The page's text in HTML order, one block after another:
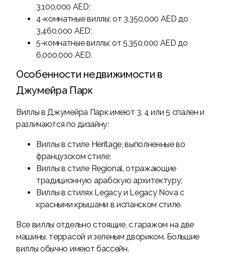
3,100,000 AED;
4-комнатные виллы: от 3,350,000 AED до
3,460,000 AED;
5-комнатные виллы: от 5,350,000 AED до
6,000,000 AED.
Особенности недвижимости в
Джумейра Парк
Виллы в Джумейра Парк имеют 3, 4 или 5 спален и
различаются по дизайну:
Виллы в стиле Heritage, выполненные во
французском стиле;
Виллы в стиле Regional, отражающие
традиционную арабскую архитектуру;
Виллы в стилях Legacy и Legacy Nova с
красными крышами в испанском стиле.
Все виллы отдельно стоящие, с гаражом на две
машины, террасой и зеленым двориком. Большие
виллы обычно имеют бассейн.